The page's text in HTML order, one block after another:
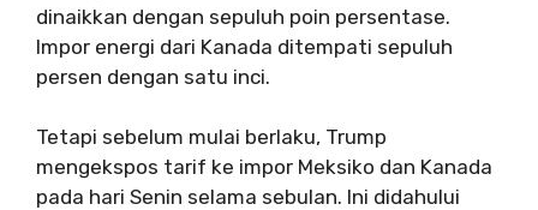
dinaikkan dengan sepuluh poin persentase.
Impor energi dari Kanada ditempati sepuluh
persen dengan satu inci.
Tetapi sebelum mulai berlaku, Trump
mengekspos tarif ke impor Meksiko dan Kanada
pada hari Senin selama sebulan. Ini didahului